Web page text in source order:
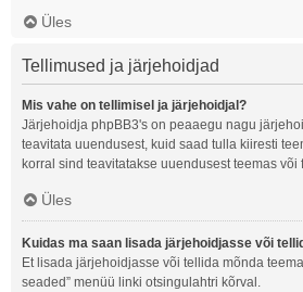
Üles
Tellimused ja järjehoidjad
Mis vahe on tellimisel ja järjehoidjal?
Järjehoidja phpBB3's on peaaegu nagu
teavitata uuendusest, kuid saad tulla kiiresti
korral sind teavitatakse uuendusest teemas
Üles
Kuidas ma saan lisada järjehoidjasse või
Et lisada järjehoidjasse või tellida mõnda
seaded” menüü linki otsingulahtri kõrval.